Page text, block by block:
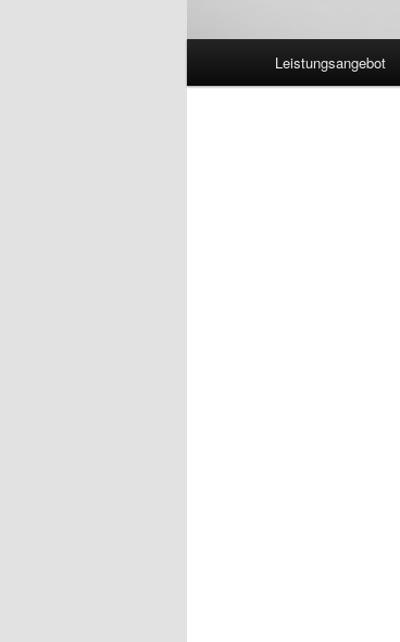
Leistungsangebot